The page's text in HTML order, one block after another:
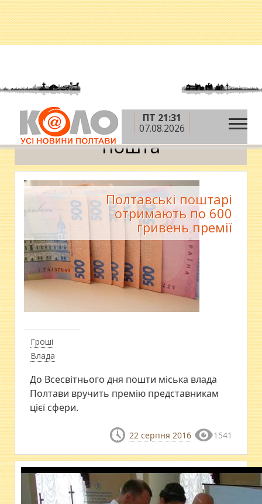
ПТ 21:31
07.08.2026
Головна » пошта
пошта
Гроші
Влада
Полтавські поштарі
отримають по 600
гривень премії
До Всесвітнього дня пошти міська влада
Полтави вручить премію представникам
цієї сфери.
22 серпня 2016 1541